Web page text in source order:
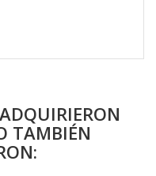
TAMBIÉN